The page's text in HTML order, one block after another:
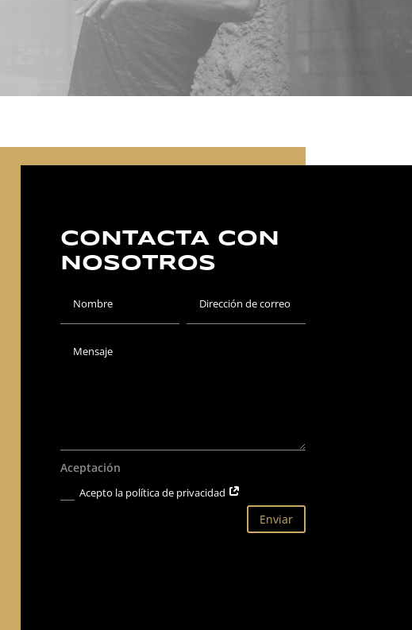
CONTACTA CON
NOSOTROS
Aceptación
Acepto la política de privacidad
Enviar